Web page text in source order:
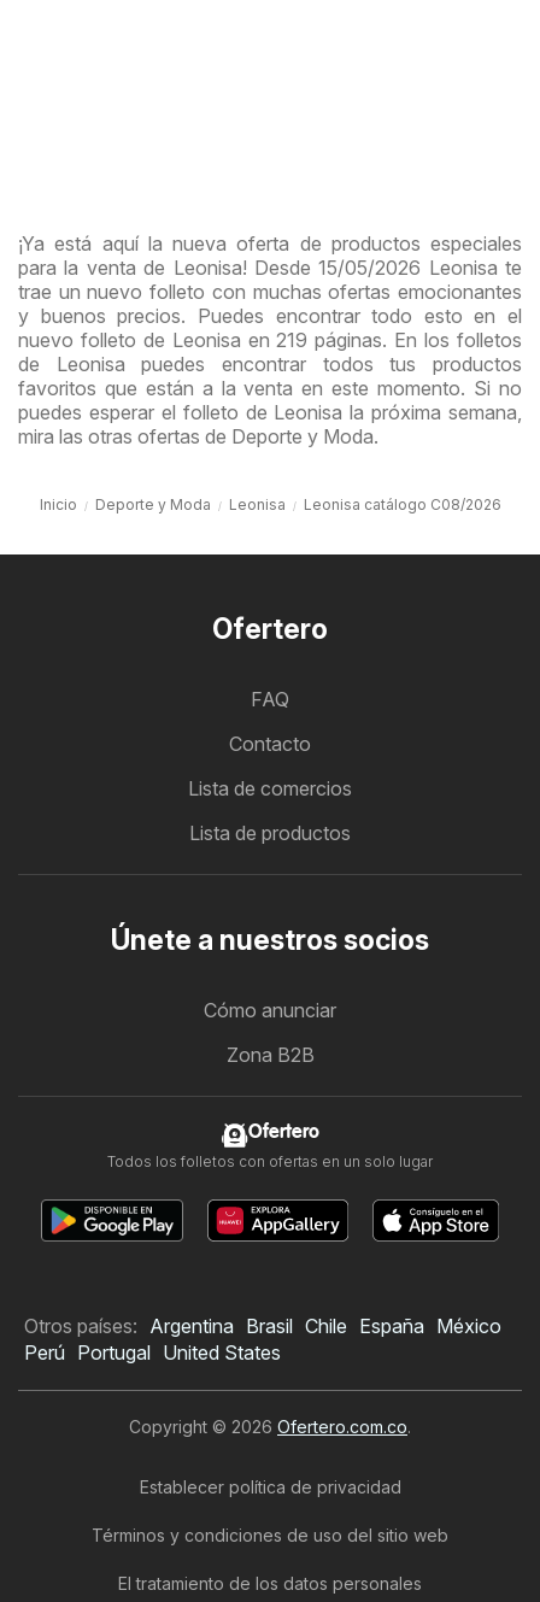
Folleto de Leonisa
¡Ya está aquí la nueva oferta de productos especiales
para la venta de Leonisa! Desde 15/05/2026 Leonisa te
trae un nuevo folleto con muchas ofertas emocionantes
y buenos precios. Puedes encontrar todo esto en el
nuevo folleto de Leonisa en 219 páginas. En los folletos
de Leonisa puedes encontrar todos tus productos
favoritos que están a la venta en este momento. Si no
puedes esperar el folleto de Leonisa la próxima semana,
mira las otras ofertas de Deporte y Moda.
Inicio Deporte y Moda Leonisa Leonisa catálogo C08/2026
Ofertero
FAQ
Contacto
Lista de comercios
Lista de productos
Únete a nuestros socios
Cómo anunciar
Zona B2B
Ofertero
Todos los folletos con ofertas en un solo lugar
Otros países: Argentina Brasil Chile España México
Perú Portugal United States
Copyright © 2026 Ofertero.com.co.
Establecer política de privacidad
Términos y condiciones de uso del sitio web
El tratamiento de los datos personales